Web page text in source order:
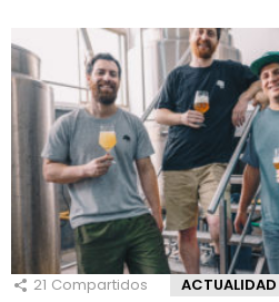
21 Compartidos ACTUALIDAD